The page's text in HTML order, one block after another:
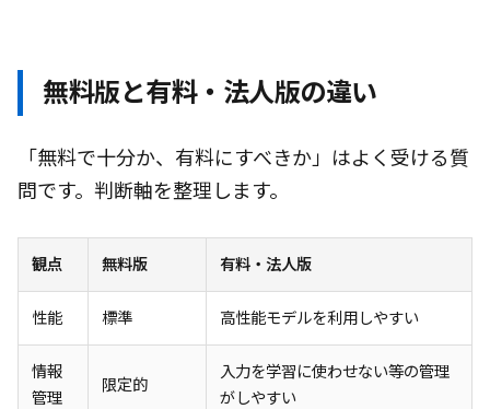
無料版と有料・法人版の違い
「無料で十分か、有料にすべきか」はよく受ける質
問です。判断軸を整理します。
観点 無料版 有料・法人版
性能 標準 高性能モデルを利用しやすい
情報
管理
限定的
入力を学習に使わせない等の管理
がしやすい